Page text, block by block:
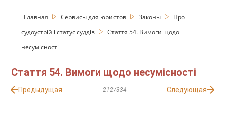
Главная Сервисы для юристов Законы
Про
судоустрій і статус суддів
Стаття 54. Вимоги щодо
несумісності
Стаття 54. Вимоги щодо несумісності
Предыдущая 212/334 Следующая